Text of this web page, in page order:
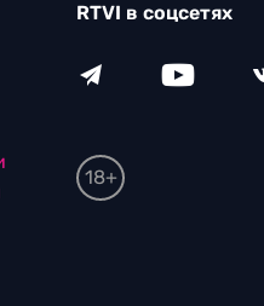
RTVI в соцсетях
18+